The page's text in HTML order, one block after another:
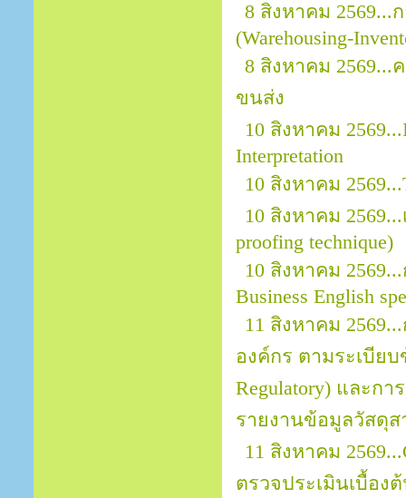
8 สิงหาคม
(Warehousing-
8 สิงหาคม
ขนส่ง
10 สิงหาคม
Interpretation
10 สิงหาคม
10 สิงหาคม
proofing technique)
10 สิงหาคม
Business English
11 สิงหาคม
องค์กร ตามระเบีย
Regulatory) และก
รายงานข้อมูลวัสดุ
11 สิงหาคม
ตรวจประเมินเบื้อง